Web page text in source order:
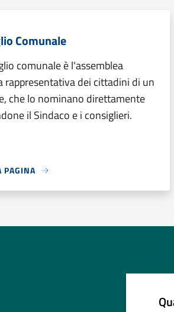
Comunale
comunale è l'assemblea
rappresentativa dei cittadini di un
che lo nominano direttamente
il Sindaco e i consiglieri.
PAGINA